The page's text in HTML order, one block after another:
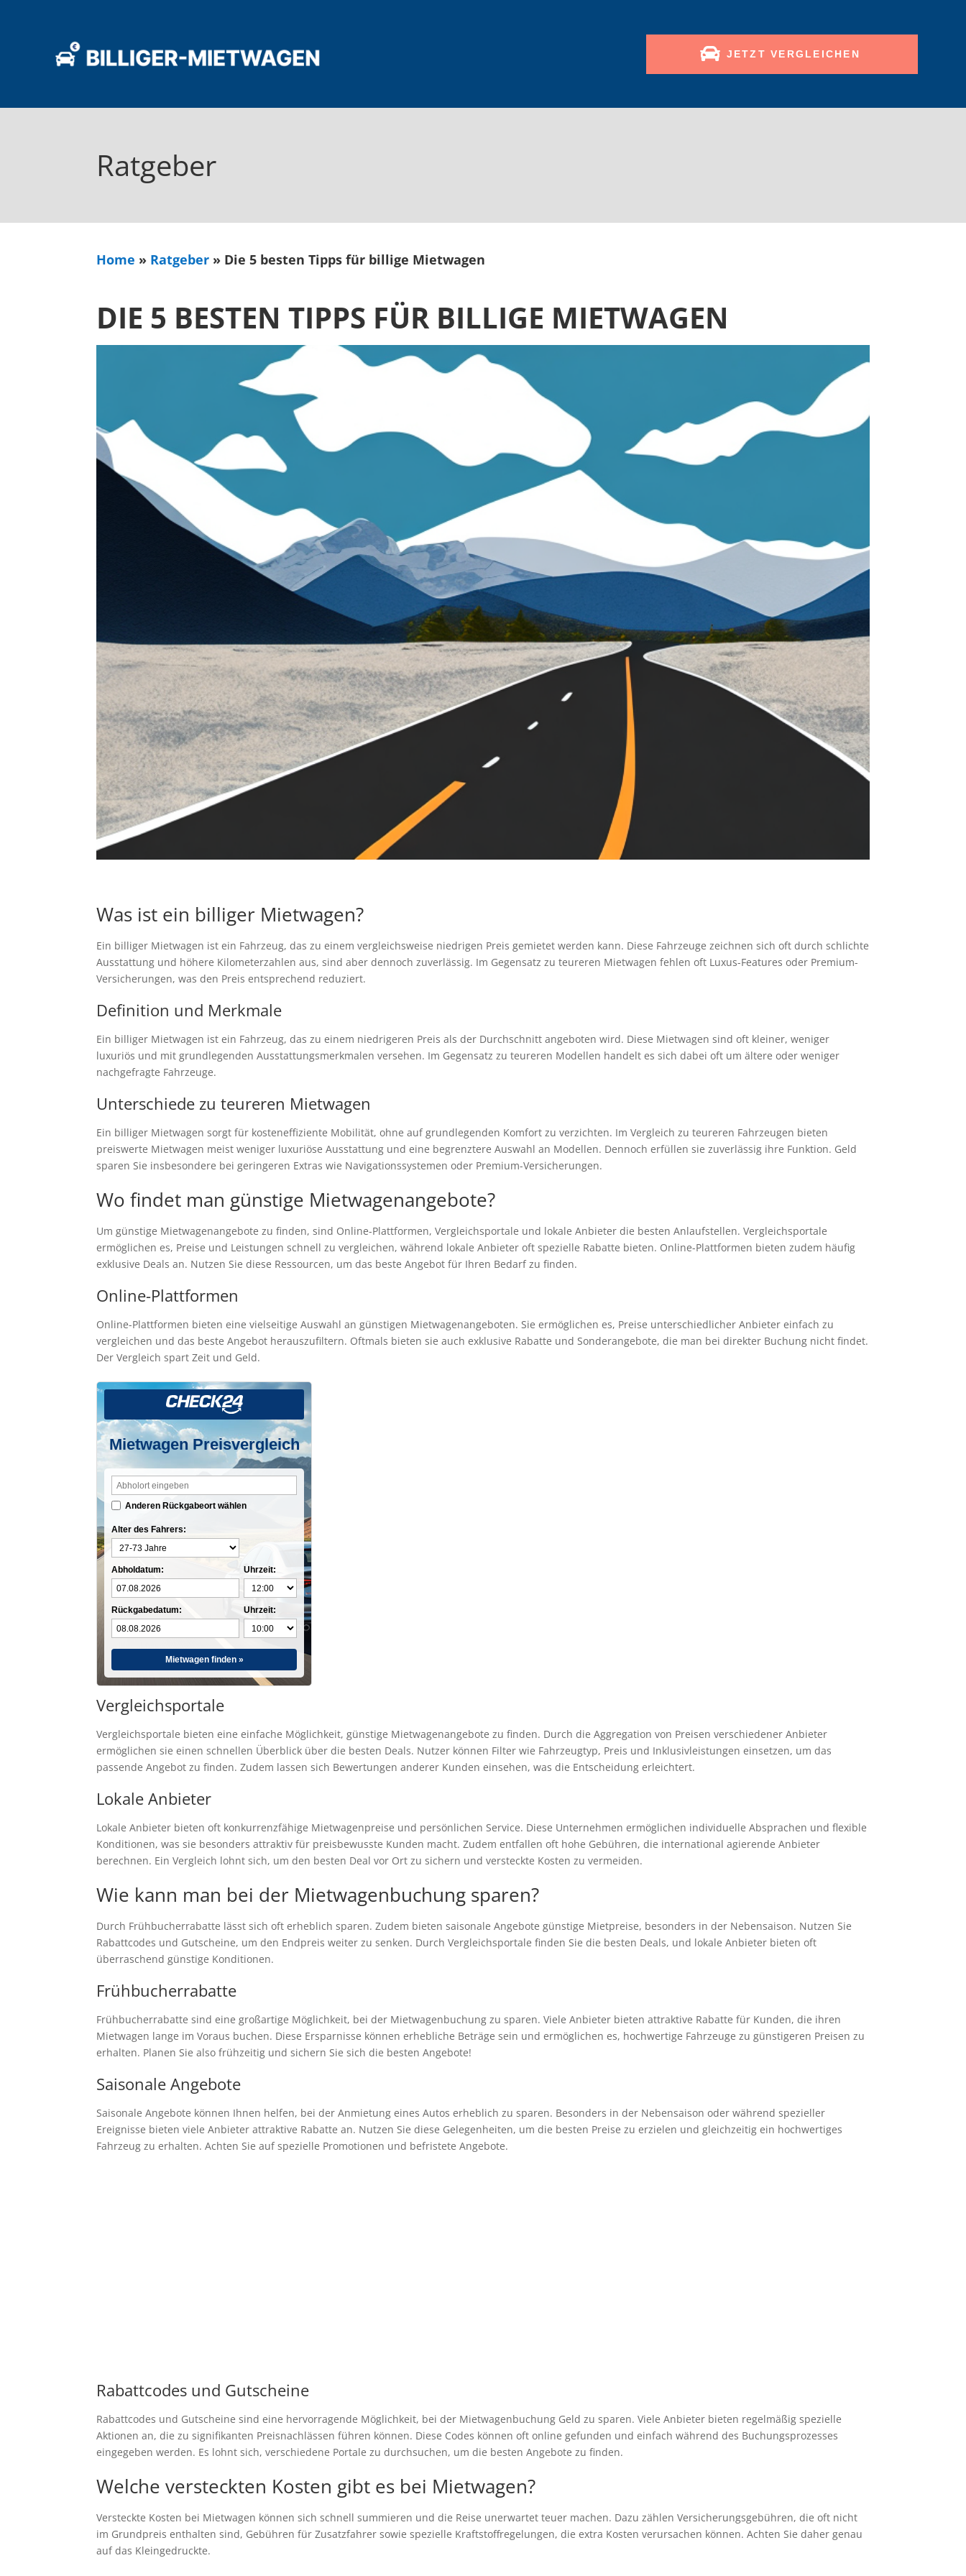
JETZT VERGLEICHEN
Ratgeber
Home » Ratgeber » Die 5 besten Tipps für billige Mietwagen
DIE 5 BESTEN TIPPS FÜR BILLIGE MIETWAGEN
Was ist ein billiger Mietwagen?
Ein billiger Mietwagen ist ein Fahrzeug, das zu einem vergleichsweise niedrigen Preis gemietet werden kann. Diese Fahrzeuge zeichnen sich oft durch schlichte
Ausstattung und höhere Kilometerzahlen aus, sind aber dennoch zuverlässig. Im Gegensatz zu teureren Mietwagen fehlen oft Luxus-Features oder Premium-
Versicherungen, was den Preis entsprechend reduziert.
Definition und Merkmale
Ein billiger Mietwagen ist ein Fahrzeug, das zu einem niedrigeren Preis als der Durchschnitt angeboten wird. Diese Mietwagen sind oft kleiner, weniger
luxuriös und mit grundlegenden Ausstattungsmerkmalen versehen. Im Gegensatz zu teureren Modellen handelt es sich dabei oft um ältere oder weniger
nachgefragte Fahrzeuge.
Unterschiede zu teureren Mietwagen
Ein billiger Mietwagen sorgt für kosteneffiziente Mobilität, ohne auf grundlegenden Komfort zu verzichten. Im Vergleich zu teureren Fahrzeugen bieten
preiswerte Mietwagen meist weniger luxuriöse Ausstattung und eine begrenztere Auswahl an Modellen. Dennoch erfüllen sie zuverlässig ihre Funktion. Geld
sparen Sie insbesondere bei geringeren Extras wie Navigationssystemen oder Premium-Versicherungen.
Wo findet man günstige Mietwagenangebote?
Um günstige Mietwagenangebote zu finden, sind Online-Plattformen, Vergleichsportale und lokale Anbieter die besten Anlaufstellen. Vergleichsportale
ermöglichen es, Preise und Leistungen schnell zu vergleichen, während lokale Anbieter oft spezielle Rabatte bieten. Online-Plattformen bieten zudem häufig
exklusive Deals an. Nutzen Sie diese Ressourcen, um das beste Angebot für Ihren Bedarf zu finden.
Online-Plattformen
Online-Plattformen bieten eine vielseitige Auswahl an günstigen Mietwagenangeboten. Sie ermöglichen es, Preise unterschiedlicher Anbieter einfach zu
vergleichen und das beste Angebot herauszufiltern. Oftmals bieten sie auch exklusive Rabatte und Sonderangebote, die man bei direkter Buchung nicht findet.
Der Vergleich spart Zeit und Geld.
Mietwagen Preisvergleich
Anderen Rückgabeort wählen
Alter des Fahrers:
Abholdatum:
Rückgabedatum:
Uhrzeit:
Uhrzeit:
Mietwagen finden »
Vergleichsportale
Vergleichsportale bieten eine einfache Möglichkeit, günstige Mietwagenangebote zu finden. Durch die Aggregation von Preisen verschiedener Anbieter
ermöglichen sie einen schnellen Überblick über die besten Deals. Nutzer können Filter wie Fahrzeugtyp, Preis und Inklusivleistungen einsetzen, um das
passende Angebot zu finden. Zudem lassen sich Bewertungen anderer Kunden einsehen, was die Entscheidung erleichtert.
Lokale Anbieter
Lokale Anbieter bieten oft konkurrenzfähige Mietwagenpreise und persönlichen Service. Diese Unternehmen ermöglichen individuelle Absprachen und flexible
Konditionen, was sie besonders attraktiv für preisbewusste Kunden macht. Zudem entfallen oft hohe Gebühren, die international agierende Anbieter
berechnen. Ein Vergleich lohnt sich, um den besten Deal vor Ort zu sichern und versteckte Kosten zu vermeiden.
Wie kann man bei der Mietwagenbuchung sparen?
Durch Frühbucherrabatte lässt sich oft erheblich sparen. Zudem bieten saisonale Angebote günstige Mietpreise, besonders in der Nebensaison. Nutzen Sie
Rabattcodes und Gutscheine, um den Endpreis weiter zu senken. Durch Vergleichsportale finden Sie die besten Deals, und lokale Anbieter bieten oft
überraschend günstige Konditionen.
Frühbucherrabatte
Frühbucherrabatte sind eine großartige Möglichkeit, bei der Mietwagenbuchung zu sparen. Viele Anbieter bieten attraktive Rabatte für Kunden, die ihren
Mietwagen lange im Voraus buchen. Diese Ersparnisse können erhebliche Beträge sein und ermöglichen es, hochwertige Fahrzeuge zu günstigeren Preisen zu
erhalten. Planen Sie also frühzeitig und sichern Sie sich die besten Angebote!
Saisonale Angebote
Saisonale Angebote können Ihnen helfen, bei der Anmietung eines Autos erheblich zu sparen. Besonders in der Nebensaison oder während spezieller
Ereignisse bieten viele Anbieter attraktive Rabatte an. Nutzen Sie diese Gelegenheiten, um die besten Preise zu erzielen und gleichzeitig ein hochwertiges
Fahrzeug zu erhalten. Achten Sie auf spezielle Promotionen und befristete Angebote.
Rabattcodes und Gutscheine
Rabattcodes und Gutscheine sind eine hervorragende Möglichkeit, bei der Mietwagenbuchung Geld zu sparen. Viele Anbieter bieten regelmäßig spezielle
Aktionen an, die zu signifikanten Preisnachlässen führen können. Diese Codes können oft online gefunden und einfach während des Buchungsprozesses
eingegeben werden. Es lohnt sich, verschiedene Portale zu durchsuchen, um die besten Angebote zu finden.
Welche versteckten Kosten gibt es bei Mietwagen?
Versteckte Kosten bei Mietwagen können sich schnell summieren und die Reise unerwartet teuer machen. Dazu zählen Versicherungsgebühren, die oft nicht
im Grundpreis enthalten sind, Gebühren für Zusatzfahrer sowie spezielle Kraftstoffregelungen, die extra Kosten verursachen können. Achten Sie daher genau
auf das Kleingedruckte.